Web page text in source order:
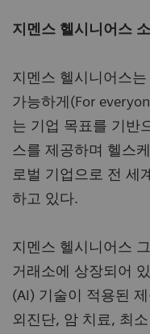
지멘스 헬시니어스
지멘스 헬시니어스
가능하게(For
는 기업 목표를 기반
스를 제공하며 헬스
로벌 기업으로 전 세
하고 있다.
지멘스 헬시니어스
거래소에 상장되어
(AI) 기술이 적용된
외진단, 암 치료, 최